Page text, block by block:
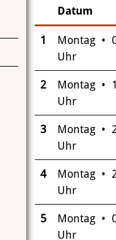
Insgesamt gibt
–
Datum
1
Montag •
Uhr
2
Montag •
Uhr
3
Montag •
Uhr
4
Montag •
Uhr
5
Montag •
Uhr